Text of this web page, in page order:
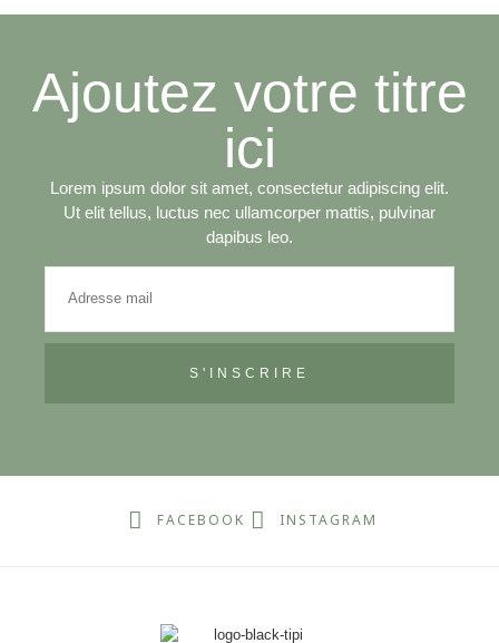
Ajoutez votre titre
ici
Lorem ipsum dolor sit amet, consectetur adipiscing elit.
Ut elit tellus, luctus nec ullamcorper mattis, pulvinar
dapibus leo.
S'INSCRIRE
FACEBOOK INSTAGRAM